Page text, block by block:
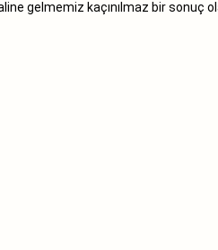
gelmemiz kaçınılmaz bir sonuç